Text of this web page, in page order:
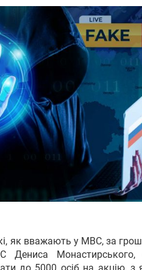
як вважають у МВС, за
Монастирського,